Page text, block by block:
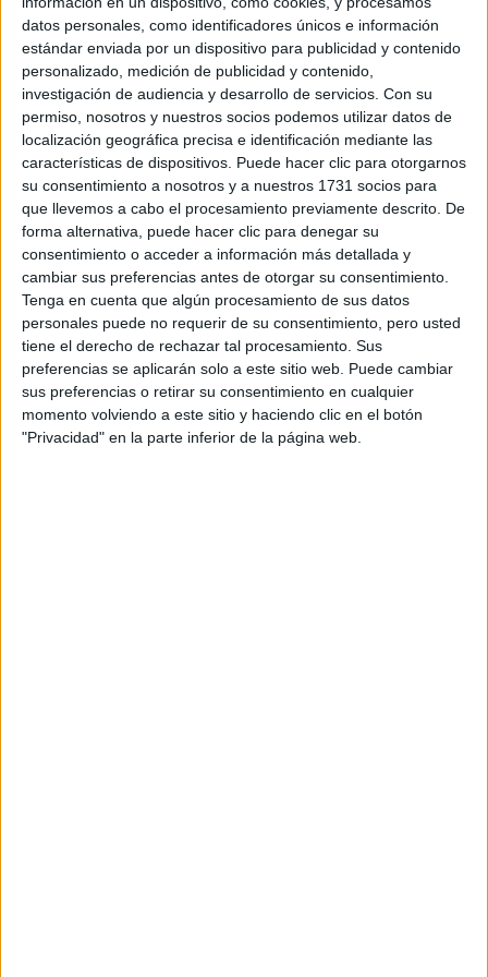
datos personales, como identificadores únicos e información
estándar enviada por un dispositivo para publicidad y contenido
personalizado, medición de publicidad y contenido,
investigación de audiencia y desarrollo de servicios. Con su
permiso, nosotros y nuestros socios podemos utilizar datos de
localización geográfica precisa e identificación mediante las
características de dispositivos. Puede hacer clic para otorgarnos
su consentimiento a nosotros y a nuestros 1731 socios para
que llevemos a cabo el procesamiento previamente descrito. De
forma alternativa, puede hacer clic para denegar su
consentimiento o acceder a información más detallada y
cambiar sus preferencias antes de otorgar su consentimiento.
Tenga en cuenta que algún procesamiento de sus datos
personales puede no requerir de su consentimiento, pero usted
tiene el derecho de rechazar tal procesamiento. Sus
preferencias se aplicarán solo a este sitio web. Puede cambiar
sus preferencias o retirar su consentimiento en cualquier
momento volviendo a este sitio y haciendo clic en el botón
"Privacidad" en la parte inferior de la página web.
Alicante/Alacant Grado Superior
Diurno
MODALIDAD Presencial
Quiero saber más→
Ciclos de Grado Medio 3 ciclos
Cuidados Auxiliares de Enfermería
Alicante/Alacant Grado Medio
HORARIO Diurno
MODALIDADPresencial